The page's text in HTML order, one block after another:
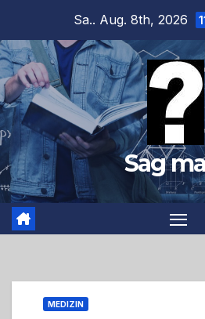
springen
Sa.. Aug. 8th, 2026
Sag
MEDIZIN